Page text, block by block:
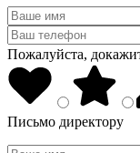
Пожалуйста,
Письмо директору